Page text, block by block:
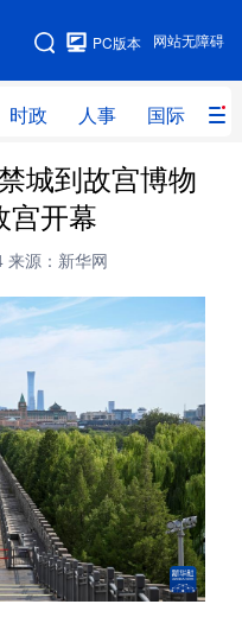
网站无障碍
PC版本
时政 人事 国际 财
时政 人事
网评
量子 体育
健康
图片 政务
金融 汽车
信息化 数字经济
银龄 溯源中国
城到故宫博物
宫开幕
来源：新华网